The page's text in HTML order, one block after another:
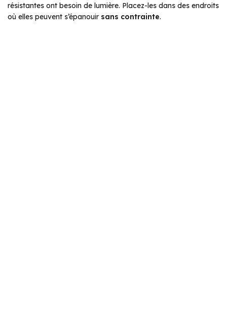
résistantes ont besoin de lumière. Placez-les dans des endroits
où elles peuvent s’épanouir sans contrainte.